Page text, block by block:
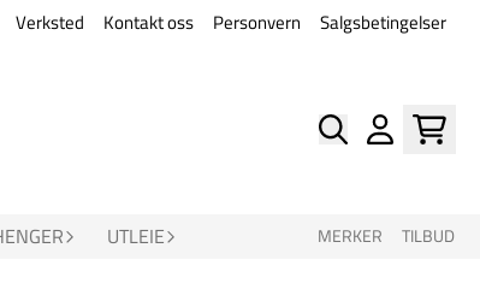
Verksted Kontakt oss Personvern Salgsbetingelser
UTLEIE MERKER TILBUD